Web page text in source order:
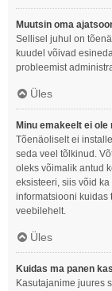
Muutsin oma
Sellisel juhul on
kuudel võivad
probleemist
Üles
Minu emakeelt ei
Tõenäoliselt ei
seda veel tõlkinud.
oleks võimalik antud
eksisteeri, siis võid
informatsiooni kuidas
veebilehelt.
Üles
Kuidas ma panen
Kasutajanime juures